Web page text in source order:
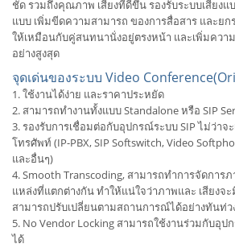
ชัด รวมถึงคุณภาพ เสียงที่ดีขึ้น รองรับระบบเสียงแ
แบบ เพิ่มขีดความสามารถ ของการสื่อสาร และย
ให้เหมือนกับคู่สนทนานั่งอยู่ตรงหน้า และเพิ่มควา
อย่างสูงสุด
จุดเด่นของระบบ Video
1. ใช้งานได้ง่าย และราคาประหยัด
2. สามารถทำงานทั้งแบบ Standalone หรือ SIP
3. รองรับการเชื่อมต่อกับอุปกรณ์ระบบ SIP ไม่ว่าจ
โทรศัพท์ (IP-PBX, SIP Softswitch, Video
และอื่นๆ)
4. Smooth Transcoding, สามารถทำการจัดการภ
แหล่งที่แตกต่างกัน ทำให้แน่ใจว่าภาพและ เสียงจ
สามารถปรับเปลี่ยนตามสถานการณ์ได้อย่างทันท่ว
5. No Vendor Locking สามารถใช้งานร่วมกับอุป
ได้